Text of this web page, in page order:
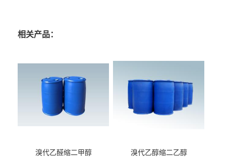
相关产品：
溴代乙醛缩二甲醇
溴代乙醇缩二乙醇